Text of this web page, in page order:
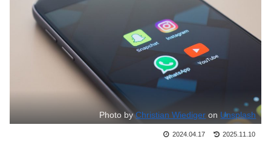
Photo byChristian Wiediger on Unsplash
2024.04.17 2025.11.10